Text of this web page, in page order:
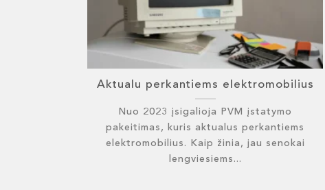
Aktualu perkantiems elektromobilius
Nuo 2023 įsigalioja PVM įstatymo
pakeitimas, kuris aktualus perkantiems
elektromobilius. Kaip žinia, jau senokai
lengviesiems...